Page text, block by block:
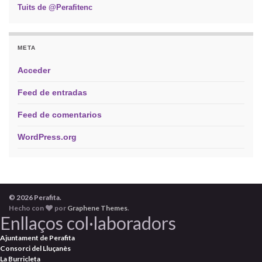
Tuits de @Perafitenc
META
Acceder
Feed de entradas
Feed de comentarios
WordPress.org
© 2026 Perafita.
Hecho con
por Graphene Themes.
Enllaços col·laboradors
Ajuntament de Perafita
Consorci del Lluçanès
La Burricleta